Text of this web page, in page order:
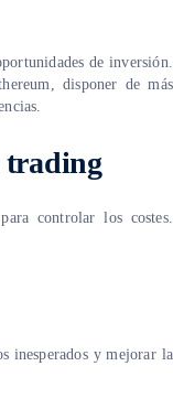
de inversión.
disponer de más
trading
controlar los costes.
inesperados y mejorar la